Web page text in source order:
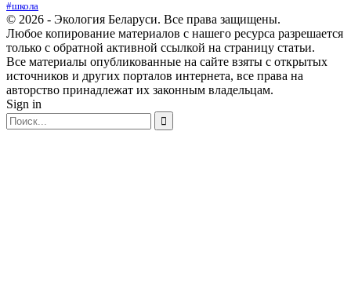
#школа
© 2026 - Экология Беларуси. Все права защищены.
Любое копирование материалов с нашего ресурса разрешается
только с обратной активной ссылкой на страницу статьи.
Все материалы опубликованные на сайте взяты с открытых
источников и других порталов интернета, все права на
авторство принадлежат их законным владельцам.
Sign in